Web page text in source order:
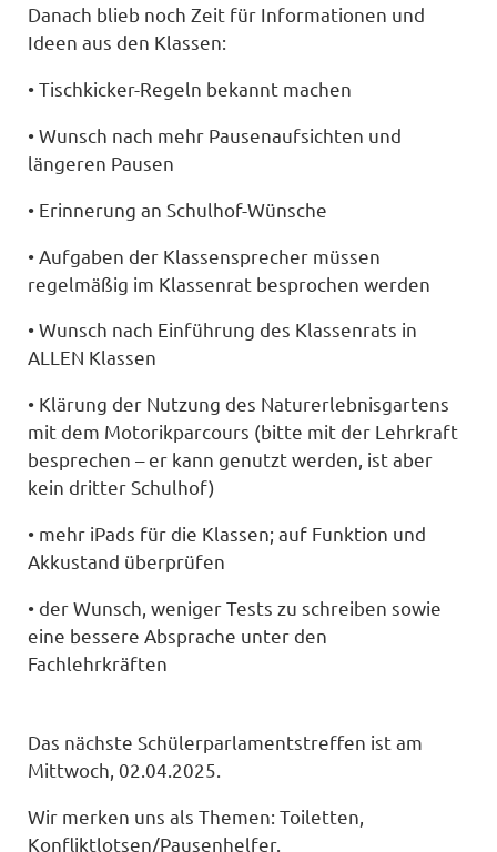
Danach blieb noch Zeit für Informationen und
Ideen aus den Klassen:
• Tischkicker-Regeln bekannt machen
• Wunsch nach mehr Pausenaufsichten und
längeren Pausen
• Erinnerung an Schulhof-Wünsche
• Aufgaben der Klassensprecher müssen
regelmäßig im Klassenrat besprochen werden
• Wunsch nach Einführung des Klassenrats in
ALLEN Klassen
• Klärung der Nutzung des Naturerlebnisgartens
mit dem Motorikparcours (bitte mit der Lehrkraft
besprechen – er kann genutzt werden, ist aber
kein dritter Schulhof)
• mehr iPads für die Klassen; auf Funktion und
Akkustand überprüfen
• der Wunsch, weniger Tests zu schreiben sowie
eine bessere Absprache unter den
Fachlehrkräften
Das nächste Schülerparlamentstreffen ist am
Mittwoch, 02.04.2025.
Wir merken uns als Themen: Toiletten,
Konfliktlotsen/Pausenhelfer.